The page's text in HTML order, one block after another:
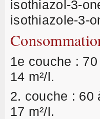
isothiazol-3-
isothiazole-3-
1e couche :
14 m²/l.
2. couche : 60
17 m²/l.